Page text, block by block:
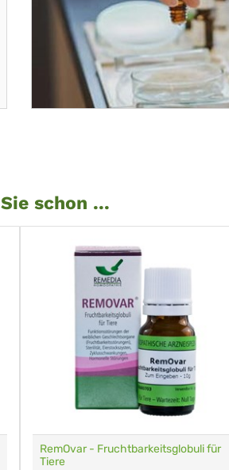
schon ...
RemOvar - Fruchtbarkeitsglobuli für
Tiere